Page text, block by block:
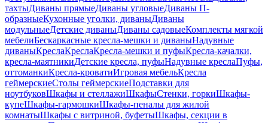
тахтыДиваны прямыеДиваны угловыеДиваны П-
образныеКухонные уголки, диваныДиваны
модульныеДетские диваныДиваны садовыеКомплекты мягкой
мебелиБескаркасные кресла-мешки и диваныНадувные
диваныКреслаКреслаКресла-мешки и пуфыКресла-качалки,
кресла-маятникиДетские кресла, пуфыНадувные креслаПуфы,
оттоманкиКресла-кроватиИгровая мебельКресла
геймерскиеСтолы геймерскиеПодставки для
ноутбуковШкафы и стеллажиШкафыСтенки, горкиШкафы-
купеШкафы-гармошкиШкафы-пеналы для жилой
комнатыШкафы с витриной, буфетыШкафы, секции в